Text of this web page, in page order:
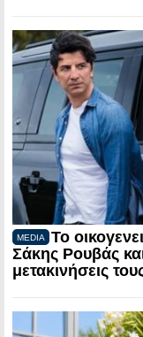
MEDIA
Το
Σάκης Ρουβάς
μετακινήσεις